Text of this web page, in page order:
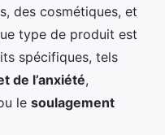
des cosmétiques, et
type de produit est
spécifiques, tels
de l’anxiété,
le soulagement